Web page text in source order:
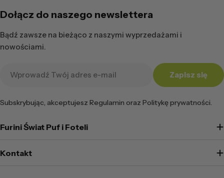
Dołącz do naszego newslettera
Bądź zawsze na bieżąco z naszymi wyprzedażami i
nowościami.
Zapisz się
Subskrybując, akceptujesz Regulamin oraz Politykę prywatności.
Furini Świat Puf i Foteli
Kontakt